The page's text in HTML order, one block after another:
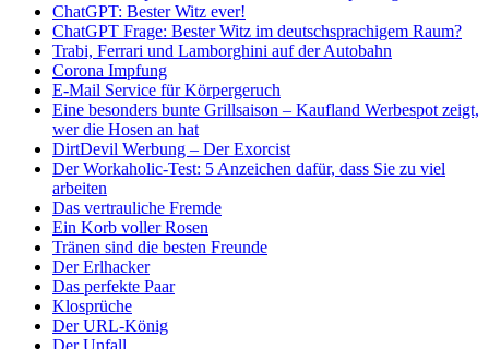
ChatGPT: Bester Witz ever!
ChatGPT Frage: Bester Witz im deutschsprachigem Raum?
Trabi, Ferrari und Lamborghini auf der Autobahn
Corona Impfung
E-Mail Service für Körpergeruch
Eine besonders bunte Grillsaison – Kaufland Werbespot zeigt,
wer die Hosen an hat
DirtDevil Werbung – Der Exorcist
Der Workaholic-Test: 5 Anzeichen dafür, dass Sie zu viel
arbeiten
Das vertrauliche Fremde
Ein Korb voller Rosen
Tränen sind die besten Freunde
Der Erlhacker
Das perfekte Paar
Klosprüche
Der URL-König
Der Unfall